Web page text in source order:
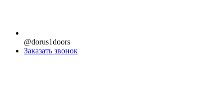
@dorus1doors
Заказать звонок